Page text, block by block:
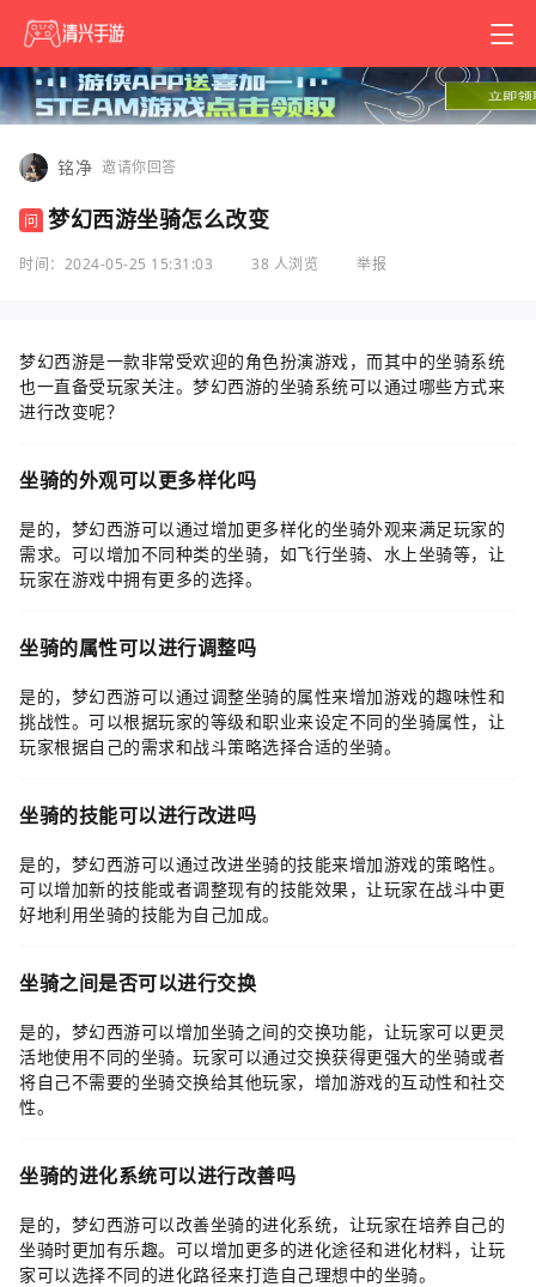
铭净 邀请你回答
问 梦幻西游坐骑怎么改变
时间：2024-05-25 15:31:03 38 人浏览 举报
梦幻西游是一款非常受欢迎的角色扮演游戏，而其中的坐骑系统
也一直备受玩家关注。梦幻西游的坐骑系统可以通过哪些方式来
进行改变呢？
坐骑的外观可以更多样化吗
是的，梦幻西游可以通过增加更多样化的坐骑外观来满足玩家的
需求。可以增加不同种类的坐骑，如飞行坐骑、水上坐骑等，让
玩家在游戏中拥有更多的选择。
坐骑的属性可以进行调整吗
是的，梦幻西游可以通过调整坐骑的属性来增加游戏的趣味性和
挑战性。可以根据玩家的等级和职业来设定不同的坐骑属性，让
玩家根据自己的需求和战斗策略选择合适的坐骑。
坐骑的技能可以进行改进吗
是的，梦幻西游可以通过改进坐骑的技能来增加游戏的策略性。
可以增加新的技能或者调整现有的技能效果，让玩家在战斗中更
好地利用坐骑的技能为自己加成。
坐骑之间是否可以进行交换
是的，梦幻西游可以增加坐骑之间的交换功能，让玩家可以更灵
活地使用不同的坐骑。玩家可以通过交换获得更强大的坐骑或者
将自己不需要的坐骑交换给其他玩家，增加游戏的互动性和社交
性。
坐骑的进化系统可以进行改善吗
是的，梦幻西游可以改善坐骑的进化系统，让玩家在培养自己的
坐骑时更加有乐趣。可以增加更多的进化途径和进化材料，让玩
家可以选择不同的进化路径来打造自己理想中的坐骑。